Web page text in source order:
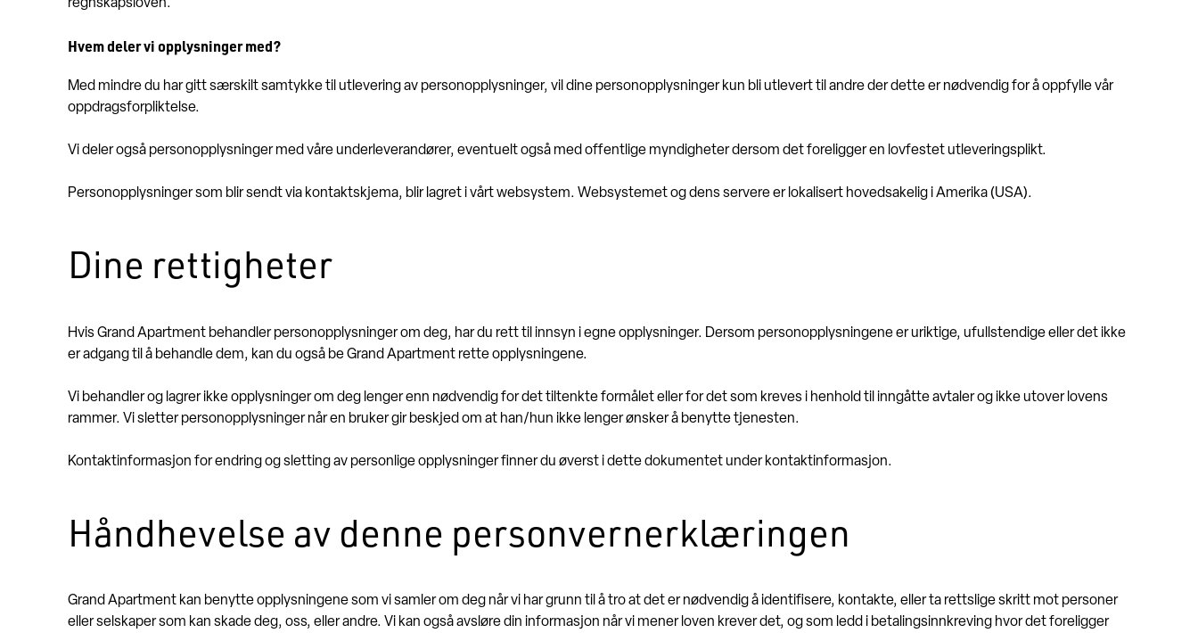
regnskapsloven.
Hvem deler vi opplysninger med?
Med mindre du har gitt særskilt samtykke til utlevering av personopplysninger, vil dine personopplysninger kun bli utlevert til andre der dette er nødvendig for å oppfylle vår
oppdragsforpliktelse.
Vi deler også personopplysninger med våre underleverandører, eventuelt også med offentlige myndigheter dersom det foreligger en lovfestet utleveringsplikt.
Personopplysninger som blir sendt via kontaktskjema, blir lagret i vårt websystem. Websystemet og dens servere er lokalisert hovedsakelig i Amerika (USA).
Dine rettigheter
Hvis Grand Apartment behandler personopplysninger om deg, har du rett til innsyn i egne opplysninger. Dersom personopplysningene er uriktige, ufullstendige eller det ikke
er adgang til å behandle dem, kan du også be Grand Apartment rette opplysningene.
Vi behandler og lagrer ikke opplysninger om deg lenger enn nødvendig for det tiltenkte formålet eller for det som kreves i henhold til inngåtte avtaler og ikke utover lovens
rammer. Vi sletter personopplysninger når en bruker gir beskjed om at han/hun ikke lenger ønsker å benytte tjenesten.
Kontaktinformasjon for endring og sletting av personlige opplysninger finner du øverst i dette dokumentet under kontaktinformasjon.
Håndhevelse av denne personvernerklæringen
Grand Apartment kan benytte opplysningene som vi samler om deg når vi har grunn til å tro at det er nødvendig å identifisere, kontakte, eller ta rettslige skritt mot personer
eller selskaper som kan skade deg, oss, eller andre. Vi kan også avsløre din informasjon når vi mener loven krever det, og som ledd i betalingsinnkreving hvor det foreligger